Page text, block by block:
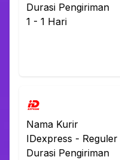
Durasi Pengiriman
1 - 1 Hari
Nama Kurir
IDexpress - Reguler
Durasi Pengiriman